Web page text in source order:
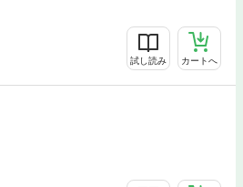
試し読み カートへ